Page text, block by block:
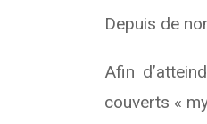
Depuis de
Afin
couverts «